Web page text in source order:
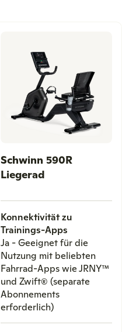
Schwinn 590R
Liegerad
Konnektivität zu
Trainings-Apps
Ja - Geeignet für die
Nutzung mit beliebten
Fahrrad-Apps wie JRNY™
und Zwift® (separate
Abonnements
erforderlich)